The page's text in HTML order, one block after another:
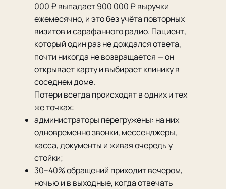
000 ₽ выпадает 900 000 ₽ выручки
ежемесячно, и это без учёта повторных
визитов и сарафанного радио. Пациент,
который один раз не дождался ответа,
почти никогда не возвращается — он
открывает карту и выбирает клинику в
соседнем доме.
Потери всегда происходят в одних и тех
же точках:
администраторы перегружены: на них
одновременно звонки, мессенджеры,
касса, документы и живая очередь у
стойки;
30–40% обращений приходит вечером,
ночью и в выходные, когда отвечать